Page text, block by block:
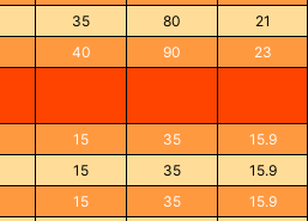
35 80
21
40 90
23
15 35
15.9
15 35
15.9
15 35
15.9